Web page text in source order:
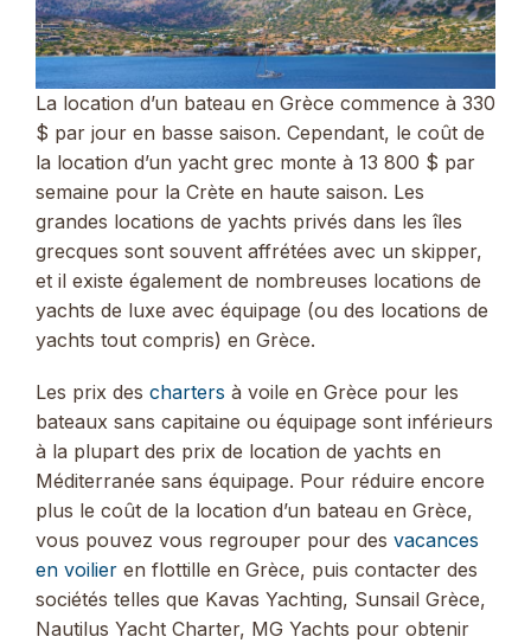
La location d’un bateau en Grèce commence à 330
$ par jour en basse saison. Cependant, le coût de
la location d’un yacht grec monte à 13 800 $ par
semaine pour la Crète en haute saison. Les
grandes locations de yachts privés dans les îles
grecques sont souvent affrétées avec un skipper,
et il existe également de nombreuses locations de
yachts de luxe avec équipage (ou des locations de
yachts tout compris) en Grèce.
Les prix des charters à voile en Grèce pour les
bateaux sans capitaine ou équipage sont inférieurs
à la plupart des prix de location de yachts en
Méditerranée sans équipage. Pour réduire encore
plus le coût de la location d’un bateau en Grèce,
vous pouvez vous regrouper pour des vacances
en voilier en flottille en Grèce, puis contacter des
sociétés telles que Kavas Yachting, Sunsail Grèce,
Nautilus Yacht Charter, MG Yachts pour obtenir